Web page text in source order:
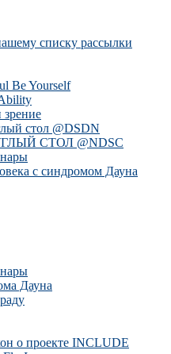
списку рассылки
Be Yourself
стол @DSDN
СТОЛ @NDSC
с синдромом Дауна
Дауна
о проекте INCLUDE